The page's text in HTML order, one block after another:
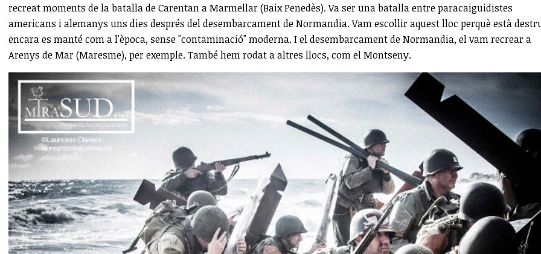
recreat moments de la batalla de Carentan a Marmellar (Baix Penedès). Va ser una batalla entre paracaiguidistes
americans i alemanys uns dies després del desembarcament de Normandia. Vam escollir aquest lloc perquè està
encara es manté com a l'època, sense "contaminació" moderna. I el desembarcament de Normandia, el vam recrear a
Arenys de Mar (Maresme), per exemple. També hem rodat a altres llocs, com el Montseny.